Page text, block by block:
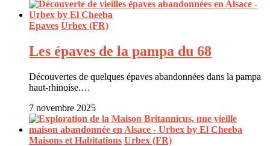
Epaves Urbex (FR)
Les épaves de la pampa du 68
Découvertes de quelques épaves abandonnées dans la pampa
haut-rhinoise.…
7 novembre 2025
Maisons et Habitations Urbex (FR)